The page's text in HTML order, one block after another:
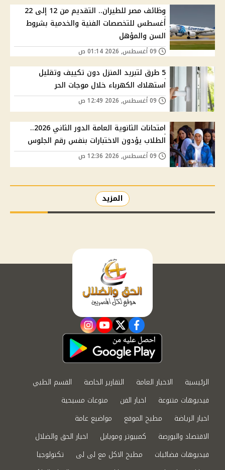
وظائف مصر للطيران.. التقديم من 12 إلى 22
أغسطس للتخصصات الفنية والخدمية بشروط
السن والمؤهل
5 طرق لتبريد المنزل دون تكييف وتقليل
استهلاك الكهرباء خلال موجات الحر
امتحانات الثانوية العامة الدور الثاني 2026..
الطلاب يؤدون الاختبارات بنفس رقم الجلوس
المزيد
facebook
twitter
youtube
instagram
الرئيسية الاخبار العامة التقارير الخاصة
القسم الطبي
فيديوهات متنوعة
اخبار الفن
منوعات مسيحية
اخبار الرياضة
مطبخ الموقع
مواضيع عامة
الاقتصاد والبورصة
كمبيوتر وموبايل
اخبار الحق والضلال
فيديوهات فضائيات
مطبخ الاكل مع لى لى
تكنولوجيا